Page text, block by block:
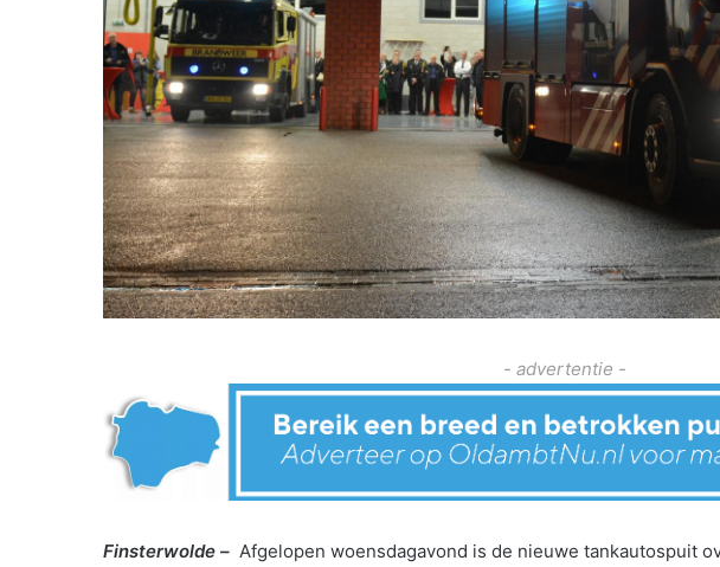
- advertentie -
Finsterwolde – Afgelopen woensdagavond is de nieuwe tankautospuit